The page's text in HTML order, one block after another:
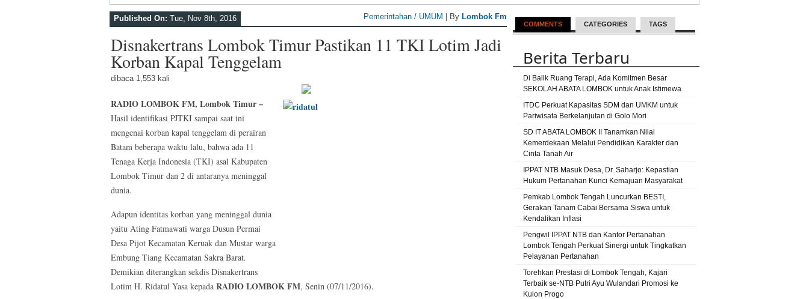
Published On: Tue, Nov 8th, 2016 Pemerintahan / UMUM | By Lombok Fm
Disnakertrans Lombok Timur Pastikan 11 TKI Lotim Jadi
Korban Kapal Tenggelam
dibaca 1,553 kali
RADIO LOMBOK FM, Lombok Timur –
Hasil identifikasi PJTKI sampai saat ini
mengenai korban kapal tenggelam di perairan
Batam beberapa waktu lalu, bahwa ada 11
Tenaga Kerja Indonesia (TKI) asal Kabupaten
Lombok Timur dan 2 di antaranya meninggal
dunia.
Adapun identitas korban yang meninggal dunia
yaitu Ating Fatmawati warga Dusun Permai
Desa Pijot Kecamatan Keruak dan Mustar warga
Embung Tiang Kecamatan Sakra Barat.
Demikian diterangkan sekdis Disnakertrans
Lotim H. Ridatul Yasa kepada RADIO LOMBOK FM, Senin (07/11/2016).
COMMENTS CATEGORIES TAGS
Berita Terbaru
Di Balik Ruang Terapi, Ada Komitmen Besar
SEKOLAH ABATA LOMBOK untuk Anak Istimewa
ITDC Perkuat Kapasitas SDM dan UMKM untuk
Pariwisata Berkelanjutan di Golo Mori
SD IT ABATA LOMBOK II Tanamkan Nilai
Kemerdekaan Melalui Pendidikan Karakter dan
Cinta Tanah Air
IPPAT NTB Masuk Desa, Dr. Saharjo: Kepastian
Hukum Pertanahan Kunci Kemajuan Masyarakat
Pemkab Lombok Tengah Luncurkan BESTI,
Gerakan Tanam Cabai Bersama Siswa untuk
Kendalikan Inflasi
Pengwil IPPAT NTB dan Kantor Pertanahan
Lombok Tengah Perkuat Sinergi untuk Tingkatkan
Pelayanan Pertanahan
Torehkan Prestasi di Lombok Tengah, Kajari
Terbaik se-NTB Putri Ayu Wulandari Promosi ke
Kulon Progo